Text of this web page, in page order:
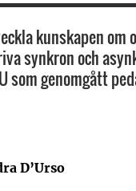
kunskapen om
synkron och
som genomgått
D’Urso